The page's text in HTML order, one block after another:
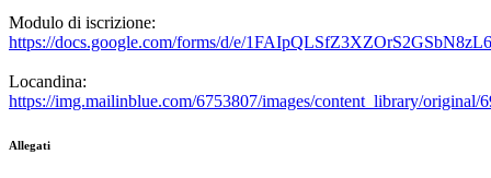
Modulo di iscrizione:
https://docs.google.com/forms/d/e/
Locandina:
https://img.mailinblue.com/6753807/images/content_library/original/
Allegati